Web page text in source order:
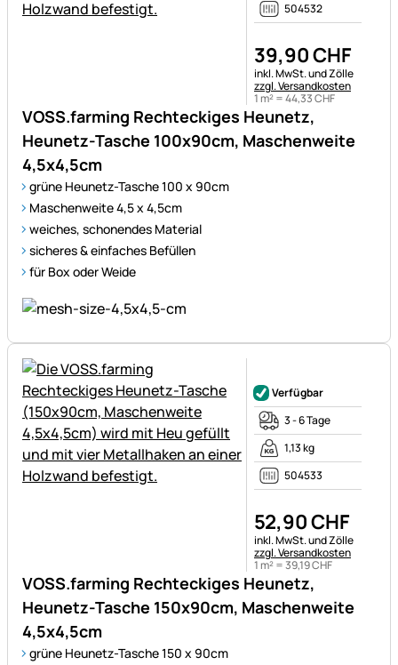
VOSS.farming Rechteckiges Heunetz,
Heunetz-Tasche 100x90cm, Maschenweite
4,5x4,5cm
grüne Heunetz-Tasche 100 x 90cm
Maschenweite 4,5 x 4,5cm
weiches, schonendes Material
sicheres & einfaches Befüllen
für Box oder Weide
504532
39,90CHF
Steuerhinweis:
inkl. MwSt. und Zölle
zzgl. Versandkosten
1 m² =44,33CHF
VOSS.farming Rechteckiges Heunetz,
Heunetz-Tasche 150x90cm, Maschenweite
4,5x4,5cm
grüne Heunetz-Tasche 150 x 90cm
Verfügbar
3 - 6 Tage
1,13 kg
504533
52,90CHF
Steuerhinweis:
inkl. MwSt. und Zölle
zzgl. Versandkosten
1 m² =39,19CHF